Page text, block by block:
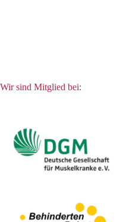
Wir sind Mitglied bei: